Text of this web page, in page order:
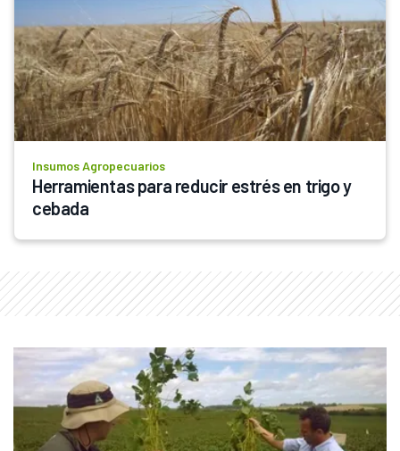
Insumos Agropecuarios
Herramientas para reducir estrés en trigo y
cebada